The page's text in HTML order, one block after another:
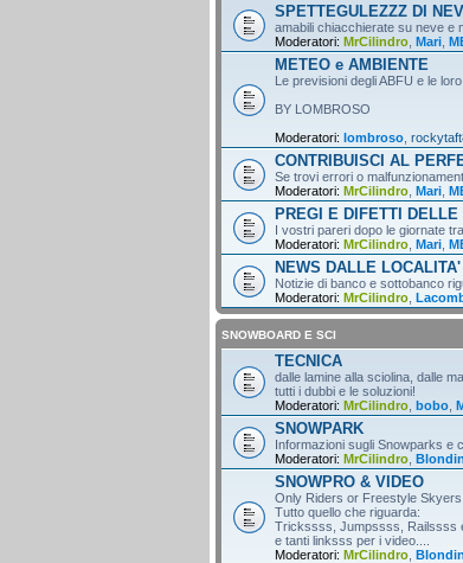
SPETTEGULEZZZ DI
amabili chiacchierate su neve e
Moderatori: MrCilindro Mari
METEO e AMBIENTE
Le previsioni degli ABFU e le
BY LOMBROSO
Moderatori: lombroso
CONTRIBUISCI AL
Se trovi errori o
Moderatori: MrCilindro Mari
PREGI E DIFETTI DELLE
I vostri pareri dopo le giornate
Moderatori: MrCilindro Mari
NEWS DALLE
Notizie di banco e sottobanco
Moderatori: MrCilindro
SNOWBOARD E SCI
TECNICA
dalle lamine alla sciolina, dalle
tutti i dubbi e le soluzioni!
Moderatori: MrCilindro bobo
SNOWPARK
Informazioni sugli Snowparks e
Moderatori: MrCilindro
SNOWPRO & VIDEO
Only Riders or Freestyle
Tutto quello che riguarda:
Trickssss, Jumpssss, Railssss
e tanti linksss per i video....
Moderatori: MrCilindro